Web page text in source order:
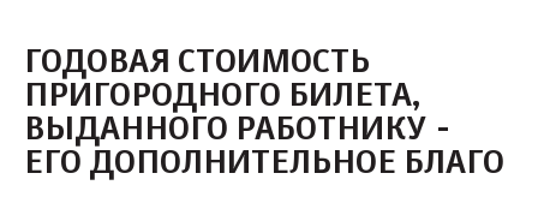
ГОДОВАЯ СТОИМОСТЬ
ПРИГОРОДНОГО БИЛЕТА,
ВЫДАННОГО РАБОТНИКУ -
ЕГО ДОПОЛНИТЕЛЬНОЕ БЛАГО